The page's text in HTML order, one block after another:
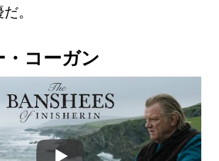
。
・コーガン